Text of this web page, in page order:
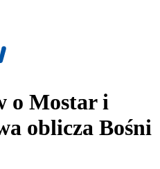
o Mostar i
oblicza Bośni